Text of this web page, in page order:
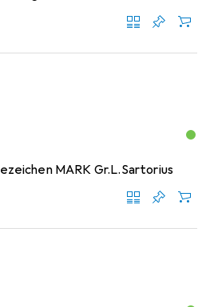
MARK Gr.L.Sartorius